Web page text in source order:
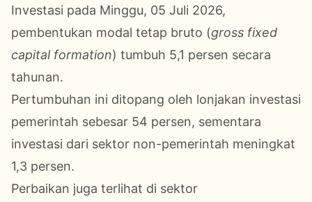
Investasi pada Minggu, 05 Juli 2026,
pembentukan modal tetap bruto (gross fixed
capital formation) tumbuh 5,1 persen secara
tahunan.
Pertumbuhan ini ditopang oleh lonjakan investasi
pemerintah sebesar 54 persen, sementara
investasi dari sektor non-pemerintah meningkat
1,3 persen.
Perbaikan juga terlihat di sektor